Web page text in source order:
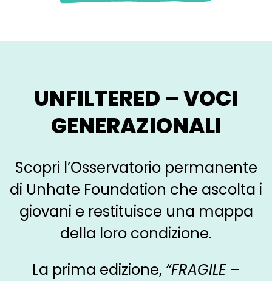
UNFILTERED – VOCI
GENERAZIONALI
Scopri l’Osservatorio permanente
di Unhate Foundation che ascolta i
giovani e restituisce una mappa
della loro condizione.
La prima edizione, “FRAGILE –